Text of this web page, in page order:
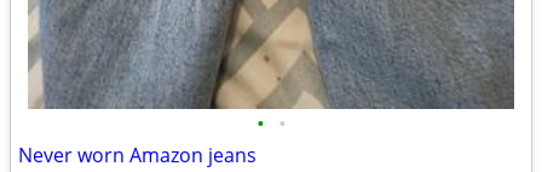
• •
Never worn Amazon jeans